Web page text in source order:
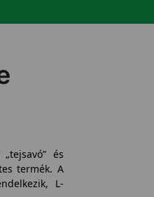
és
termék. A
L-